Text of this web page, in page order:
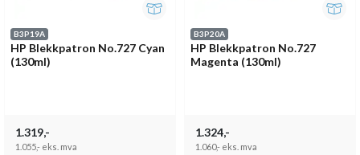
B3P19A
HP Blekkpatron No.727 Cyan
(130ml)
1.319,-
1.055,- eks. mva
B3P20A
HP Blekkpatron No.727
Magenta (130ml)
1.324,-
1.060,- eks. mva